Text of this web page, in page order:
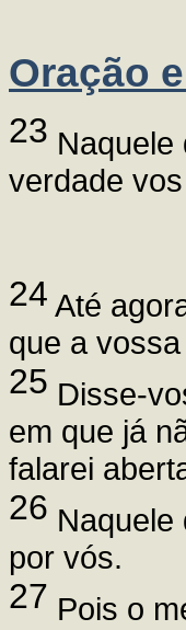
Oração
23 Naquele
verdade
24 Até
que a
25 Disse-
em que já
falarei
26 Naquele
por vós.
27 Pois o